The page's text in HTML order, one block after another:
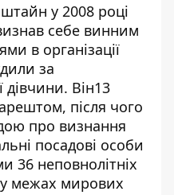
у 2008 році
себе винним
в організації
за
дівчини. Він13
після чого
про визнання
посадові особи
36 неповнолітніх
межах мирових